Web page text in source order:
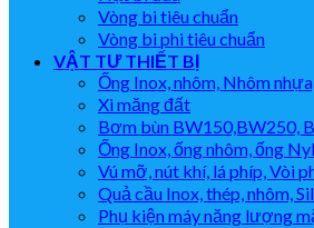
Vòng bi tiêu chuẩn
Vòng bi phi tiêu chuẩn
VẬT TƯ THIẾT BỊ
Ống Inox, nhôm, Nhôm
Xi măng đất
Bơm bùn BW150,BW250,
Ống Inox, ống nhôm, ống
Vú mỡ, nút khí, lá phíp, Vòi
Quả cầu Inox, thép, nhôm,
Phụ kiện máy năng lượng